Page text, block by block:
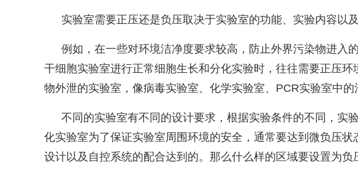
实验室需要正压还是负压取决于实验室的功能、实验内容以
例如，在一些对环境洁净度要求较高，防止外界污染物进入
干细胞实验室进行正常细胞生长和分化实验时，往往需要正压
物外泄的实验室，像病毒实验室、化学实验室、 PCR实验室中的
不同的实验室有不同的设计要求，根据实验条件的不同，实
化实验室为了保证实验室周围环境的安全，通常要达到微负压
设计以及自控系统的配合达到的。那么什么样的区域要设置为负